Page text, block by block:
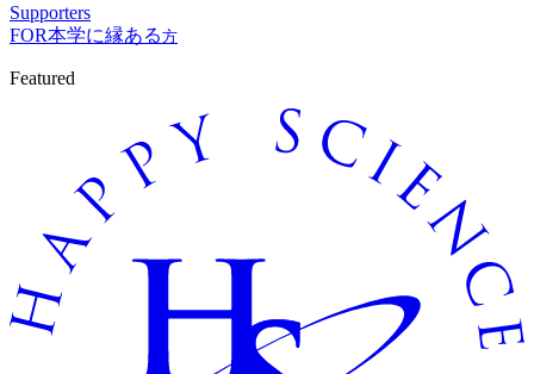
Supporters
FOR本学に縁ある方
Featured